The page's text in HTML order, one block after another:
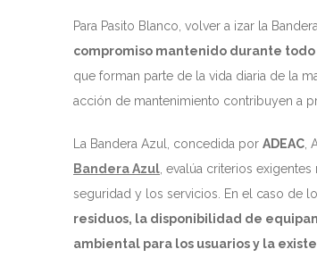
Para Pasito Blanco, volver a izar la
compromiso mantenido durante
que forman parte de la vida diaria de la
acción de mantenimiento contribuyen a
La Bandera Azul, concedida por ADEAC,
Bandera Azul, evalúa criterios
seguridad y los servicios. En el caso de
residuos, la disponibilidad de
ambiental para los usuarios y la